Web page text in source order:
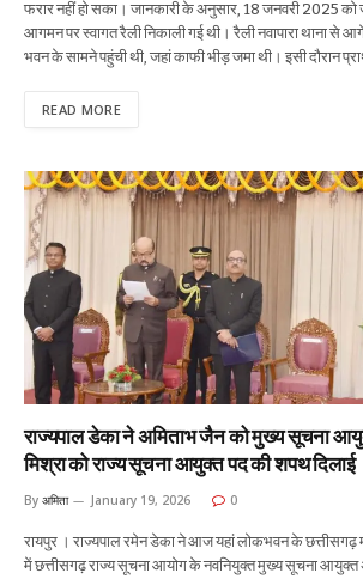
फरार नहीं हो सका। जानकारी के अनुसार, 18 जनवरी 2025
आगमन पर स्वागत रैली निकाली गई थी। रैली नवापारा थाना से
भवन के सामने पहुंची थी, जहां काफी भीड़ जमा थी। इसी दौरान
READ MORE
राज्यपाल डेका ने अमिताभ जैन को मुख्य सूचना
मिश्रा को राज्य सूचना आयुक्त पद की शपथ दिलाई
By अमिता January 19, 2026 0
रायपुर । राज्यपाल रमेन डेका ने आज यहां लोकभवन के छत्तीसगढ़
में छत्तीसगढ़ राज्य सूचना आयोग के नवनियुक्त मुख्य सूचना आयुक्त